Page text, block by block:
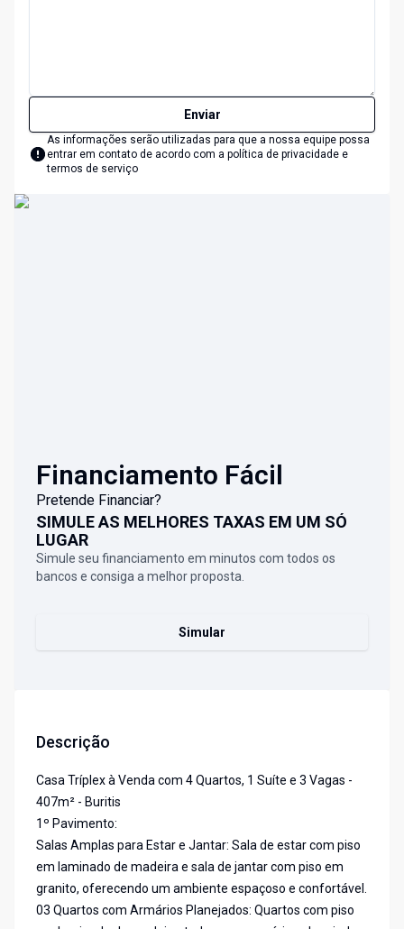
Enviar
As informações serão utilizadas para que a nossa equipe possa
entrar em contato de acordo com a política de privacidade e
termos de serviço
Financiamento Fácil
Pretende Financiar?
SIMULE AS MELHORES TAXAS EM UM SÓ
LUGAR
Simule seu financiamento em minutos com todos os
bancos e consiga a melhor proposta.
Simular
Descrição
Casa Tríplex à Venda com 4 Quartos, 1 Suíte e 3 Vagas -
407m² - Buritis
1º Pavimento:
Salas Amplas para Estar e Jantar: Sala de estar com piso
em laminado de madeira e sala de jantar com piso em
granito, oferecendo um ambiente espaçoso e confortável.
03 Quartos com Armários Planejados: Quartos com piso